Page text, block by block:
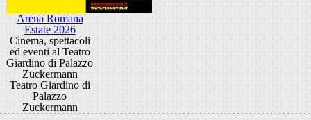
Arena Romana
Estate 2026
Cinema, spettacoli
ed eventi al Teatro
Giardino di Palazzo
Zuckermann
Teatro Giardino di
Palazzo
Zuckermann